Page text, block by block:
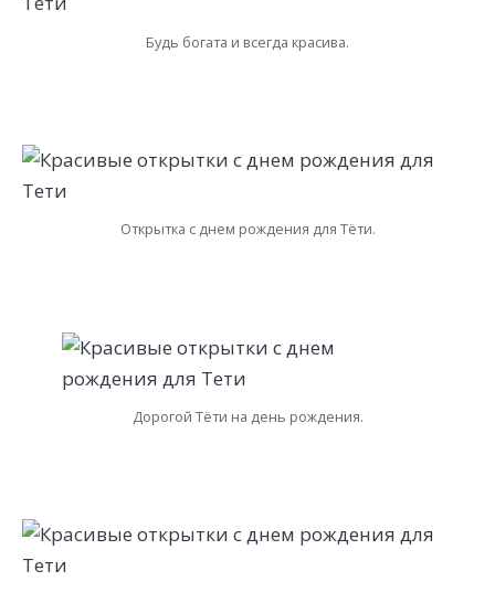
Будь богата и всегда красива.
Открытка с днем рождения для Тёти.
Дорогой Тёти на день рождения.